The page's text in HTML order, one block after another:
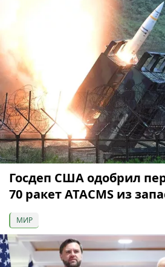
Госдеп США одобрил
70 ракет ATACMS из
МИР